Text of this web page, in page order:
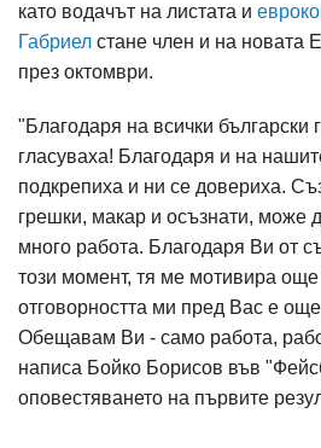
като водачът на листата и
Габриел стане член и на новата
през октомври.
"Благодаря на всички български
гласуваха! Благодаря и на
подкрепиха и ни се довериха.
грешки, макар и осъзнати, може
много работа. Благодаря Ви от
този момент, тя ме мотивира още
отговорността ми пред Вас е
Обещавам Ви - само работа,
написа Бойко Борисов във
оповестяването на първите